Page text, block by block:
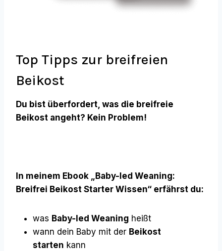
Top Tipps zur breifreien
Beikost
Du bist überfordert, was die breifreie
Beikost angeht? Kein Problem!
In meinem Ebook „Baby-led Weaning:
Breifrei Beikost Starter Wissen“ erfährst du:
was Baby-led Weaning heißt
wann dein Baby mit der Beikost
starten kann